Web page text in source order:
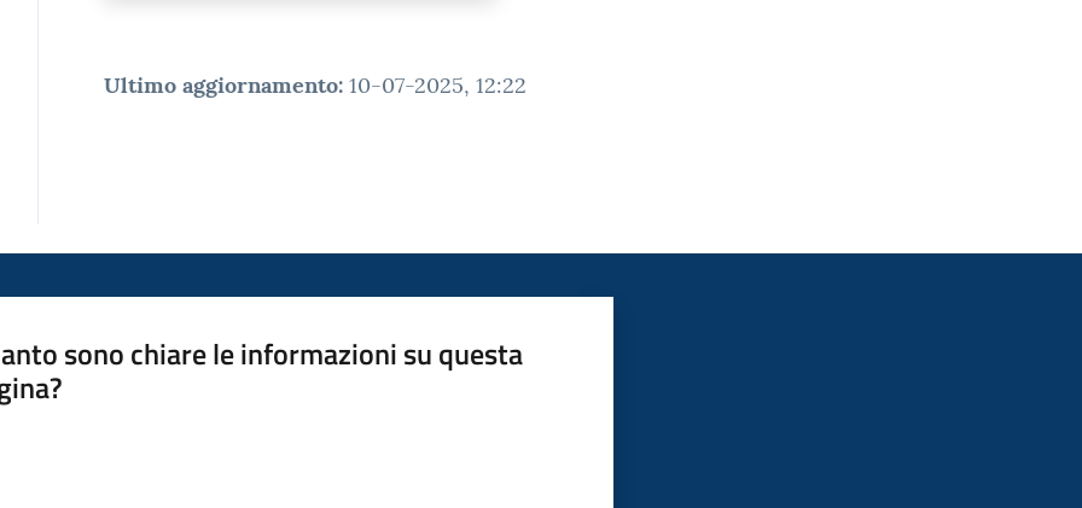
Ultimo aggiornamento: 10-07-2025, 12:22
sono chiare le informazioni su questa